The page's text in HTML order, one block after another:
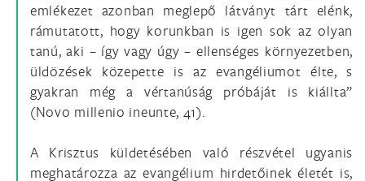
emlékezet azonban meglepő látványt tárt elénk,
rámutatott, hogy korunkban is igen sok az olyan
tanú, aki – így vagy úgy – ellenséges környezetben,
üldözések közepette is az evangéliumot élte, s
gyakran még a vértanúság próbáját is kiállta”
(Novo millenio ineunte, 41).
A Krisztus küldetésében való részvétel ugyanis
meghatározza az evangélium hirdetőinek életét is,